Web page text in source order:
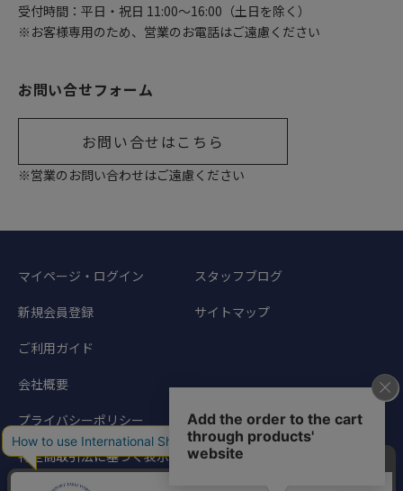
受付時間：平日・祝日 11:00〜16:00（土日を除く）
※お客様専用のため、営業のお電話はご遠慮ください
お問い合せフォーム
お問い合せはこちら
※営業のお問い合わせはご遠慮ください
マイページ・ログイン
新規会員登録
ご利用ガイド
会社概要
プライバシーポリシー
特定商取引法に基づく表示
スタッフブログ
サイトマップ